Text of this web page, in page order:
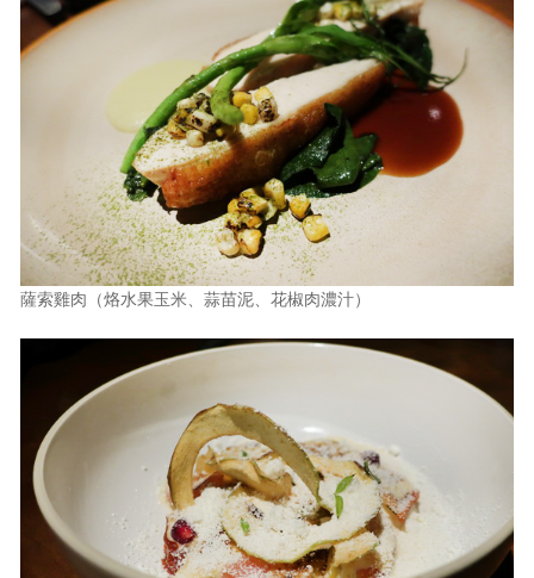
薩索雞肉（烙水果玉米、蒜苗泥、花椒肉濃汁）